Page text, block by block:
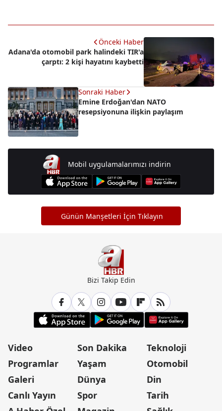
Önceki Haber
Adana'da otomobil park halindeki TIR'a
çarptı: 2 kişi hayatını kaybetti
Sonraki Haber
Emine Erdoğan'dan NATO
resepsiyonuna ilişkin paylaşım
Mobil uygulamalarımızı indirin
Günün Manşetleri İçin Tıklayın
Bizi Takip Edin
Video
Programlar
Galeri
Canlı Yayın
Son Dakika
Yaşam
Dünya
Spor
Teknoloji
Otomobil
Din
Tarih